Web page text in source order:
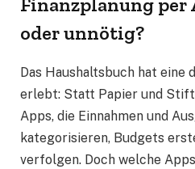
Finanzplanung
oder unnötig?
Das Haushaltsbuch hat eine
erlebt: Statt Papier und
Apps, die Einnahmen und
kategorisieren, Budgets
verfolgen. Doch welche